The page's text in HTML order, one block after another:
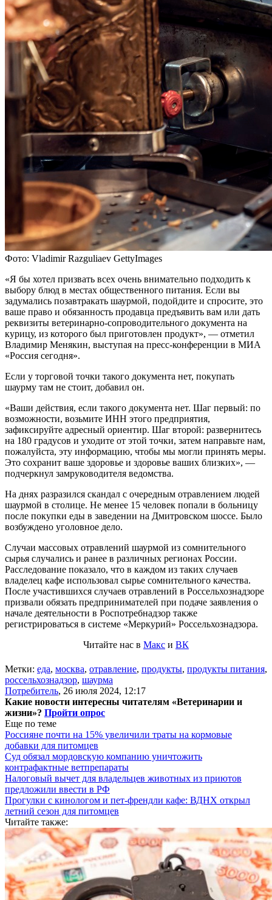
Фото: Vladimir Razguliaev GettyImages
«Я бы хотел призвать всех очень внимательно подходить к
выбору блюд в местах общественного питания. Если вы
задумались позавтракать шаурмой, подойдите и спросите, это
ваше право и обязанность продавца предъявить вам или дать
реквизиты ветеринарно-сопроводительного документа на
курицу, из которого был приготовлен продукт», — отметил
Владимир Менякин, выступая на пресс-конференции в МИА
«Россия сегодня».
Если у торговой точки такого документа нет, покупать
шаурму там не стоит, добавил он.
«Ваши действия, если такого документа нет. Шаг первый: по
возможности, возьмите ИНН этого предприятия,
зафиксируйте адресный ориентир. Шаг второй: развернитесь
на 180 градусов и уходите от этой точки, затем направьте нам,
пожалуйста, эту информацию, чтобы мы могли принять меры.
Это сохранит ваше здоровье и здоровье ваших близких», —
подчеркнул замруководителя ведомства.
На днях разразился скандал с очередным отравлением людей
шаурмой в столице. Не менее 15 человек попали в больницу
после покупки еды в заведении на Дмитровском шоссе. Было
возбуждено уголовное дело.
Случаи массовых отравлений шаурмой из сомнительного
сырья случались и ранее в различных регионах России.
Расследование показало, что в каждом из таких случаев
владелец кафе использовал сырье сомнительного качества.
После участившихся случаев отравлений в Россельхознадзоре
призвали обязать предпринимателей при подаче заявления о
начале деятельности в Роспотребнадзор также
регистрироваться в системе «Меркурий» Россельхознадзора.
Читайте нас в Макс и ВК
Метки: еда, москва, отравление, продукты, продукты питания,
россельхознадзор, шаурма
Потребитель, 26 июля 2024, 12:17
Какие новости интересны читателям «Ветеринарии и
жизни»? Пройти опрос
Еще по теме
Россияне почти на 15% увеличили траты на кормовые
добавки для питомцев
Суд обязал мордовскую компанию уничтожить
контрафактные ветпрепараты
Налоговый вычет для владельцев животных из приютов
предложили ввести в РФ
Прогулки с кинологом и пет-френдли кафе: ВДНХ открыл
летний сезон для питомцев
Читайте также: